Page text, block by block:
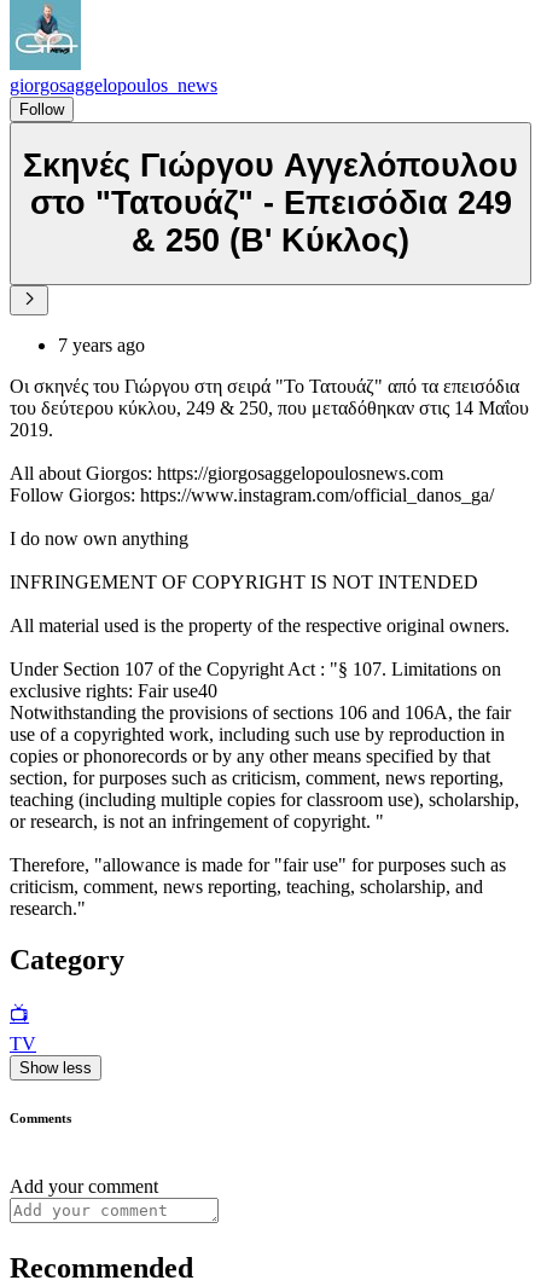
giorgosaggelopoulos_news
Follow
Σκηνές Γιώργου Αγγελόπουλου
στο "Τατουάζ" - Επεισόδια 249
& 250 (Β' Κύκλος)
7 years ago
Οι σκηνές του Γιώργου στη σειρά "Το Τατουάζ" από τα επεισόδια
του δεύτερου κύκλου, 249 & 250, που μεταδόθηκαν στις 14 Μαΐου
2019.
All about Giorgos: https://giorgosaggelopoulosnews.com
Follow Giorgos: https://www.instagram.com/official_danos_ga/
I do now own anything
INFRINGEMENT OF COPYRIGHT IS NOT INTENDED
All material used is the property of the respective original owners.
Under Section 107 of the Copyright Act : "§ 107. Limitations on
exclusive rights: Fair use40
Notwithstanding the provisions of sections 106 and 106A, the fair
use of a copyrighted work, including such use by reproduction in
copies or phonorecords or by any other means specified by that
section, for purposes such as criticism, comment, news reporting,
teaching (including multiple copies for classroom use), scholarship,
or research, is not an infringement of copyright. "
Therefore, "allowance is made for "fair use" for purposes such as
criticism, comment, news reporting, teaching, scholarship, and
research."
Category
📺
TV
Show less
Comments
Add your comment
Recommended